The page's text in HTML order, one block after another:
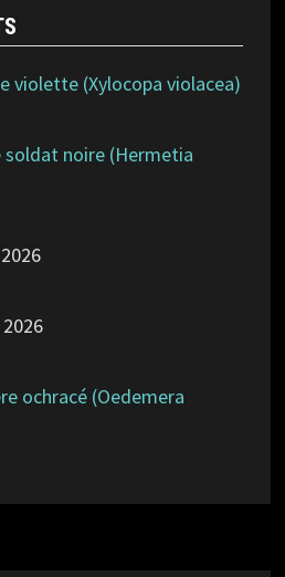
violette (Xylocopa violacea)
soldat noire (Hermetia
ochracé (Oedemera